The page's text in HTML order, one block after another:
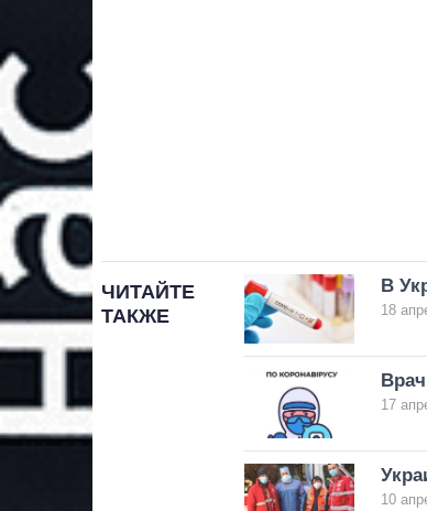
ЧИТАЙТЕ
ТАКЖЕ
В
18
17
10